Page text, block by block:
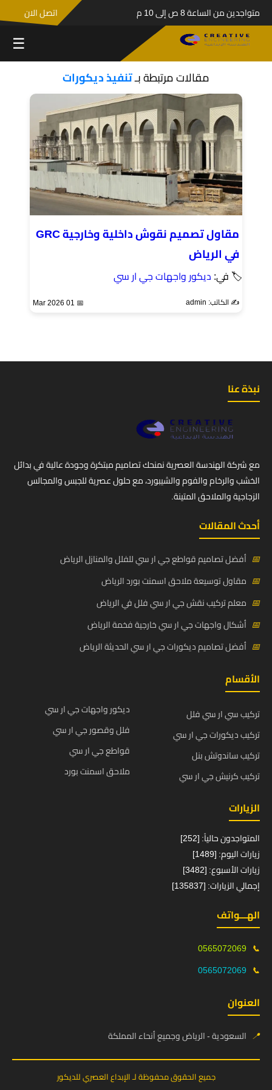
متواجدين من الساعة 8 ص إلى 10 م اتصل الان
☰
مقالات مرتبطة بـتنفيذ ديكورات
مقاول تصميم نقوش داخلية وخارجية GRC
في الرياض
🏷 في: ديكور واجهات جي ار سي
✍️ الكاتب: admin 📅 01 Mar 2026
نبذة عنا
مع شركة الهندسة العصرية نمنحك تصاميم مبتكرة وجودة عالية في بدائل
الخشب والرخام والفوم والشيبورد، مع حلول عصرية للجبس والمجالس
الزجاجية والملاحق المتينة.
أحدث المقالات
📅 أفضل تصاميم قواطع جي ار سي للفلل والمنازل الرياض
📅 مقاول توسيعة ملاحق اسمنت بورد الرياض
📅 معلم تركيب نقش جي ار سي فلل في الرياض
📅 أشكال واجهات جي ار سي خارجية فخمة الرياض
📅 أفضل تصاميم ديكورات جي ار سي الحديثة الرياض
الأقسام
تركيب سي ار سي فلل
تركيب ديكورات جي ار سي
تركيب ساندوتش بنل
تركيب كرنيش جي ار سي
ديكور واجهات جي ار سي
فلل وقصور جي ار سي
قواطع جي ار سي
ملاحق اسمنت بورد
الزيارات
المتواجدون حالياً: [252]
زيارات اليوم: [1489]
زيارات الأسبوع: [3482]
إجمالي الزيارات: [135837]
الهـــواتف
📞
0565072069
📞
0565072069
العنوان
📍 السعودية - الرياض وجميع أنحاء المملكة
جميع الحقوق محفوظة لـ الإبداع العصري للديكور